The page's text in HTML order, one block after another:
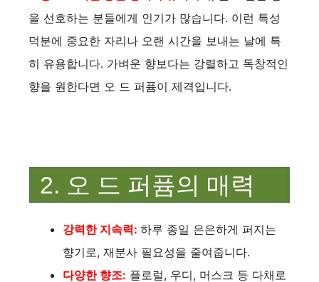
을 선호하는 분들에게 인기가 많습니다. 이런 특성
덕분에 중요한 자리나 오랜 시간을 보내는 날에 특
히 유용합니다. 가벼운 향보다는 강렬하고 독창적인
향을 원한다면 오 드 퍼퓸이 제격입니다.
2. 오 드 퍼퓸의 매력
강력한 지속력: 하루 종일 은은하게 퍼지는
향기로, 재분사 필요성을 줄여줍니다.
다양한 향조: 플로럴, 우디, 머스크 등 다채로